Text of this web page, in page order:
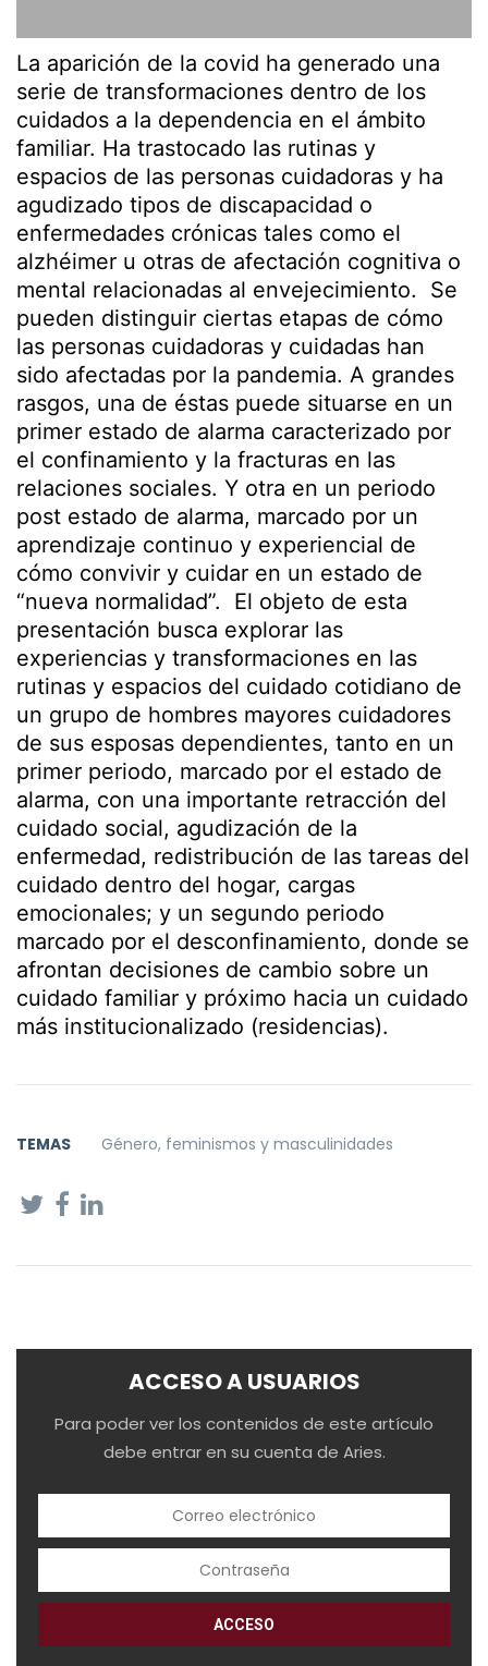
La aparición de la covid ha generado una
serie de transformaciones dentro de los
cuidados a la dependencia en el ámbito
familiar. Ha trastocado las rutinas y
espacios de las personas cuidadoras y ha
agudizado tipos de discapacidad o
enfermedades crónicas tales como el
alzhéimer u otras de afectación cognitiva o
mental relacionadas al envejecimiento. Se
pueden distinguir ciertas etapas de cómo
las personas cuidadoras y cuidadas han
sido afectadas por la pandemia. A grandes
rasgos, una de éstas puede situarse en un
primer estado de alarma caracterizado por
el confinamiento y la fracturas en las
relaciones sociales. Y otra en un periodo
post estado de alarma, marcado por un
aprendizaje continuo y experiencial de
cómo convivir y cuidar en un estado de
“nueva normalidad”. El objeto de esta
presentación busca explorar las
experiencias y transformaciones en las
rutinas y espacios del cuidado cotidiano de
un grupo de hombres mayores cuidadores
de sus esposas dependientes, tanto en un
primer periodo, marcado por el estado de
alarma, con una importante retracción del
cuidado social, agudización de la
enfermedad, redistribución de las tareas del
cuidado dentro del hogar, cargas
emocionales; y un segundo periodo
marcado por el desconfinamiento, donde se
afrontan decisiones de cambio sobre un
cuidado familiar y próximo hacia un cuidado
más institucionalizado (residencias).
TEMAS Género, feminismos y masculinidades
ACCESO A USUARIOS
Para poder ver los contenidos de este artículo
debe entrar en su cuenta de Aries.